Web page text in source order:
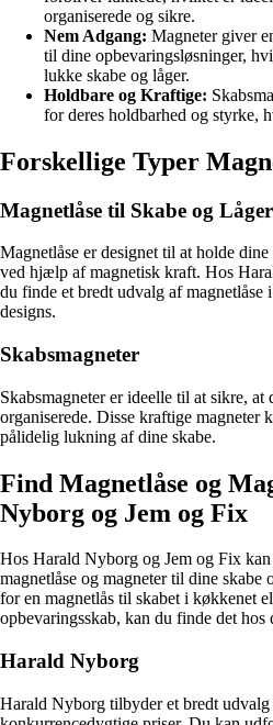
organiserede og sikre.
Nem Adgang: Magneter giver
til dine opbevaringsløsninger,
lukke skabe og låger.
Holdbare og Kraftige:
for deres holdbarhed og styrke,
Forskellige Typer
Magnetlåse til Skabe og Låger
Magnetlåse er designet til at holde
ved hjælp af magnetisk kraft. Hos
du finde et bredt udvalg af magnetlåse
designs.
Skabsmagneter
Skabsmagneter er ideelle til at sikre,
organiserede. Disse kraftige magneter
pålidelig lukning af dine skabe.
Find Magnetlåse og
Nyborg og Jem og Fix
Hos Harald Nyborg og Jem og Fix
magnetlåse og magneter til dine skabe
for en magnetlås til skabet i køkkenet
opbevaringsskab, kan du finde det hos
Harald Nyborg
Harald Nyborg tilbyder et bredt udvalg